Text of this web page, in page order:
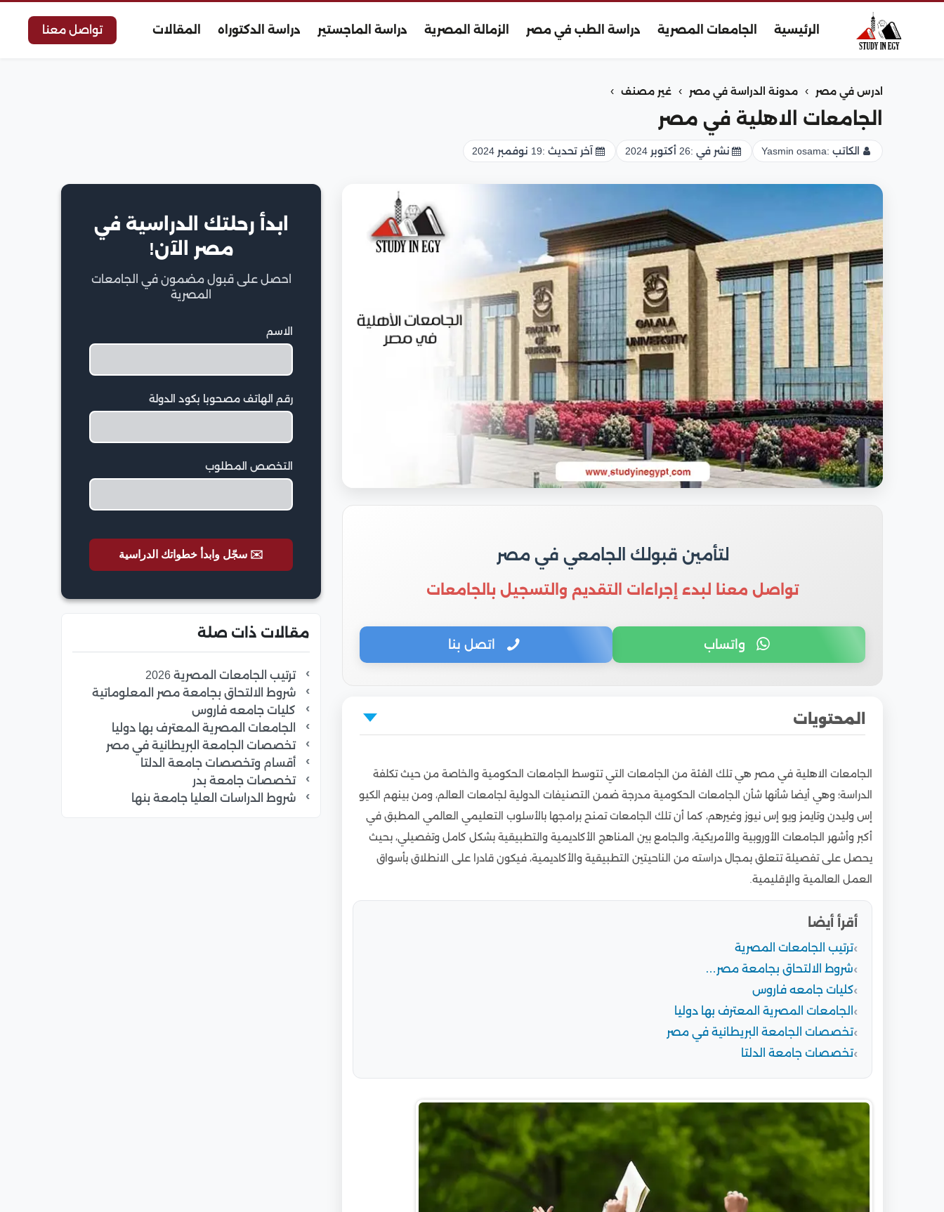
الرئيسية الجامعات المصرية دراسة الطب في مصر الزمالة المصرية دراسة الماجستير دراسة الدكتوراه المقالات تواصل معنا
ادرس في مصر › مدونة الدراسة في مصر › غير مصنف ›
الجامعات الاهلية في مصر
الكاتب :Yasmin osama نشر في :26 أكتوبر 2024 آخر تحديث :19 نوفمبر 2024
لتأمين قبولك الجامعي في مصر
تواصل معنا لبدء إجراءات التقديم والتسجيل بالجامعات
واتساب اتصل بنا
المحتويات
2
تكاليف الدراسة في الجامعات الاهلية في مصر للوافدين
معدلات القبول في الجامعات الاهلية في مصر للوافدين
شروط الالتحاق للوافدين
الجامعات الاهلية في مصر هي تلك الفئة من الجامعات التي تتوسط الجامعات الحكومية والخاصة من حيث تكلفة
الدراسة؛ وهي أيضا شأنها شأن الجامعات الحكومية مدرجة ضمن التصنيفات الدولية لجامعات العالم، ومن بينهم الكيو
إس وليدن وتايمز ويو إس نيوز وغيرهم، كما أن تلك الجامعات تمنح برامجها بالأسلوب التعليمي العالمي المطبق في
أكبر وأشهر الجامعات الأوروبية والأمريكية، والجامع بين المناهج الأكاديمية والتطبيقية بشكل كامل وتفصيلي، بحيث
يحصل على تفصيلة تتعلق بمجال دراسته من الناحيتين التطبيقية والأكاديمية، فيكون قادرا على الانطلاق بأسواق
العمل العالمية والإقليمية.
أقرأ أيضا
ترتيب الجامعات المصرية
شروط الالتحاق بجامعة مصر…
كليات جامعه فاروس
الجامعات المصرية المعترف بها دوليا
تخصصات الجامعة البريطانية في مصر
تخصصات جامعة الدلتا
ابدأ رحلتك الدراسية في
مصر الآن!
احصل على قبول مضمون في الجامعات
المصرية
الاسم
رقم الهاتف مصحوبا بكود الدولة
التخصص المطلوب
✉️ سجّل وابدأ خطواتك الدراسية
مقالات ذات صلة
ترتيب الجامعات المصرية 2026
شروط الالتحاق بجامعة مصر المعلوماتية
كليات جامعه فاروس
الجامعات المصرية المعترف بها دوليا
تخصصات الجامعة البريطانية في مصر
أقسام وتخصصات جامعة الدلتا
تخصصات جامعة بدر
شروط الدراسات العليا جامعة بنها